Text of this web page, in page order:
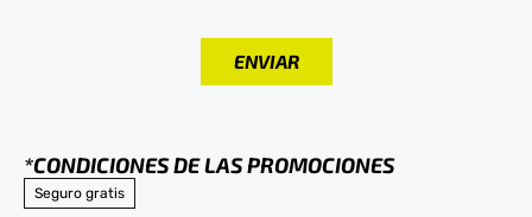
*CONDICIONES DE LAS PROMOCIONES
Seguro gratis